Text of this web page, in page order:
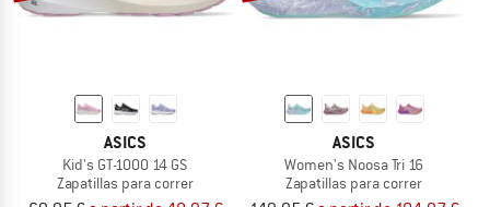
ASICS
Kid's GT-1000 14 GS
Zapatillas para correr
ASICS
Women's Noosa Tri 16
Zapatillas para correr